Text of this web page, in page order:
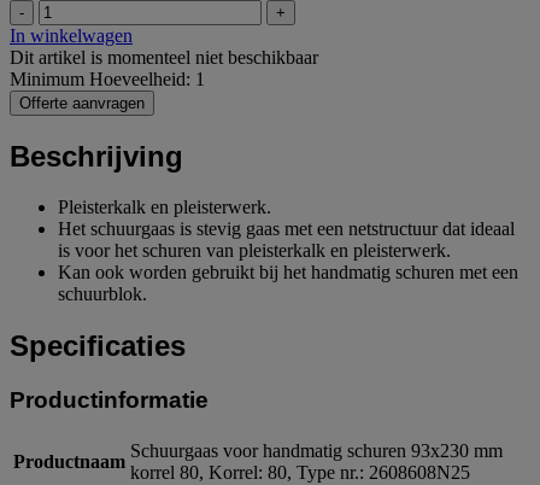
- +
In winkelwagen
Dit artikel is momenteel niet beschikbaar
Minimum Hoeveelheid: 1
Offerte aanvragen
Beschrijving
Pleisterkalk en pleisterwerk.
Het schuurgaas is stevig gaas met een netstructuur dat ideaal
is voor het schuren van pleisterkalk en pleisterwerk.
Kan ook worden gebruikt bij het handmatig schuren met een
schuurblok.
Specificaties
Productinformatie
Productnaam
Schuurgaas voor handmatig schuren 93x230 mm
korrel 80, Korrel: 80, Type nr.: 2608608N25